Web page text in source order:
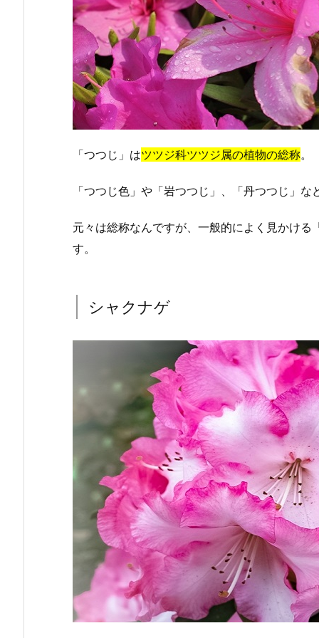
「つつじ」はツツジ科ツツジ属の植物の総称。
「つつじ色」や「岩つつじ」、「丹つつじ」な
元々は総称なんですが、一般的によく見かける
す。
シャクナゲ